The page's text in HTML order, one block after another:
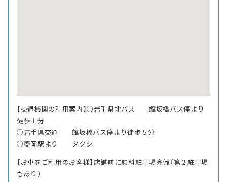
【交通機関の利用案内】○岩手県北バス 館坂橋バス停より
徒歩１分
○岩手県交通 館坂橋バス停より徒歩５分
○盛岡駅より タクシ
【お車をご利用のお客様】店舗前に無料駐車場完備（第２駐車場
もあり）